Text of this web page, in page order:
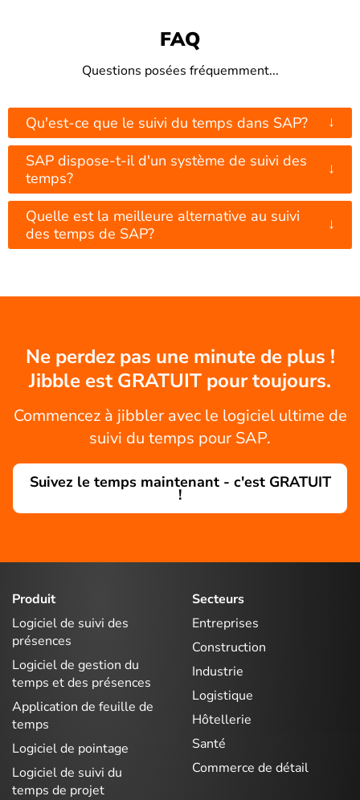
FAQ
Questions posées fréquemment...
Qu'est-ce que le suivi du temps dans SAP? ↓
SAP dispose-t-il d'un système de suivi des
temps?
↓
Quelle est la meilleure alternative au suivi
des temps de SAP?
↓
Ne perdez pas une minute de plus !
Jibble est GRATUIT pour toujours.
Commencez à jibbler avec le logiciel ultime de
suivi du temps pour SAP.
Suivez le temps maintenant - c'est GRATUIT
!
Produit
Logiciel de suivi des
présences
Logiciel de gestion du
temps et des présences
Application de feuille de
temps
Logiciel de pointage
Logiciel de suivi du
temps de projet
Secteurs
Entreprises
Construction
Industrie
Logistique
Hôtellerie
Santé
Commerce de détail